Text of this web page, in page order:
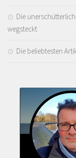
Die
wegsteckt
Die beliebtesten